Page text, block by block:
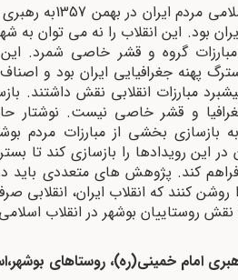
بی گمان پیروزی
بود. این انقلاب را نه می توان
گروه و قشر خاصی شمرد. این
پهنه جغرافیایی ایران بود و
مبارزات انقلابی نقش داشتند.
و قشر خاصی نیست. نوشتار
بازسازی بخشی از مبارزات مردم
این رویدادها را بازسازی کند تا
فراهم کند. پژوهش های متعددی باید
روشن کنند که انقلاب ایران،
امام خمینی(ره)، روستاهای